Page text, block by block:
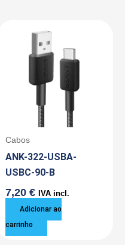
Cabos
ANK-322-USBA-
USBC-90-B
7,20 € IVA incl.
Adicionar ao
carrinho